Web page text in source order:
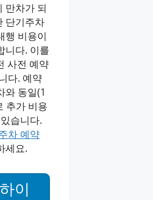
만차가 되
단기주차
행 비용이
니다. 이를
사전 예약
다. 예약
와 동일(1
추가 비용
습니다.
차 예약
세요.
이